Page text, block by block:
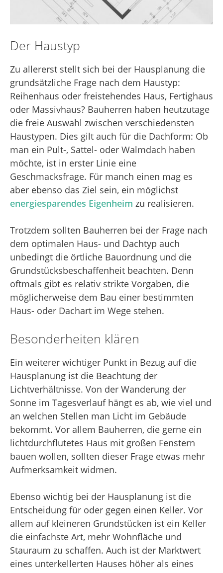
Der Haustyp
Zu allererst stellt sich bei der Hausplanung die
grundsätzliche Frage nach dem Haustyp:
Reihenhaus oder freistehendes Haus, Fertighaus
oder Massivhaus? Bauherren haben heutzutage
die freie Auswahl zwischen verschiedensten
Haustypen. Dies gilt auch für die Dachform: Ob
man ein Pult-, Sattel- oder Walmdach haben
möchte, ist in erster Linie eine
Geschmacksfrage. Für manch einen mag es
aber ebenso das Ziel sein, ein möglichst
energiesparendes Eigenheim zu realisieren.
Trotzdem sollten Bauherren bei der Frage nach
dem optimalen Haus- und Dachtyp auch
unbedingt die örtliche Bauordnung und die
Grundstücksbeschaffenheit beachten. Denn
oftmals gibt es relativ strikte Vorgaben, die
möglicherweise dem Bau einer bestimmten
Haus- oder Dachart im Wege stehen.
Besonderheiten klären
Ein weiterer wichtiger Punkt in Bezug auf die
Hausplanung ist die Beachtung der
Lichtverhältnisse. Von der Wanderung der
Sonne im Tagesverlauf hängt es ab, wie viel und
an welchen Stellen man Licht im Gebäude
bekommt. Vor allem Bauherren, die gerne ein
lichtdurchflutetes Haus mit großen Fenstern
bauen wollen, sollten dieser Frage etwas mehr
Aufmerksamkeit widmen.
Ebenso wichtig bei der Hausplanung ist die
Entscheidung für oder gegen einen Keller. Vor
allem auf kleineren Grundstücken ist ein Keller
die einfachste Art, mehr Wohnfläche und
Stauraum zu schaffen. Auch ist der Marktwert
eines unterkellerten Hauses höher als eines